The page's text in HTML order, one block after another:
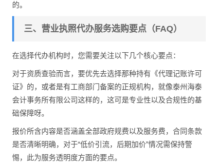
的。
三、营业执照代办服务选购要点（FAQ）
在选择代办机构时，您需要关注以下几个核心要点：
对于资质查验而言，要优先去选择那种持有《代理记账许可
证》的，或者是有工商部门备案的正规机构，就像泰州海泰
会计事务所有限公司这样的，这可是专业性以及合规性的基
础保障呀。
报价所含内容是否涵盖全部政府规费以及服务费，合同条款
是否清晰明确，对于“低价引流，后期加价”情况需保持警
惕，此为服务透明度方面的要点。